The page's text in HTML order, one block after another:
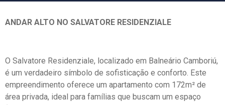
ANDAR ALTO NO SALVATORE RESIDENZIALE
O Salvatore Residenziale, localizado em Balneário Camboriú,
é um verdadeiro símbolo de sofisticação e conforto. Este
empreendimento oferece um apartamento com 172m² de
área privada, ideal para famílias que buscam um espaço